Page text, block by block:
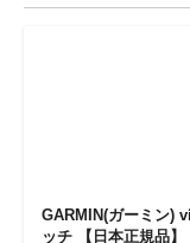
GARMIN(ガーミン)
ッチ 【日本正規品】